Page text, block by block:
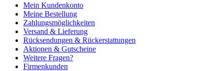
Mein Kundenkonto
Meine Bestellung
Zahlungsmöglichkeiten
Versand & Lieferung
Rücksendungen & Rückerstattungen
Aktionen & Gutscheine
Weitere Fragen?
Firmenkunden